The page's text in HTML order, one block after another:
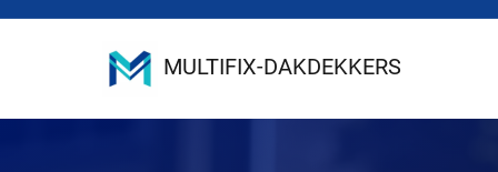
MULTIFIX-DAKDEKKERS